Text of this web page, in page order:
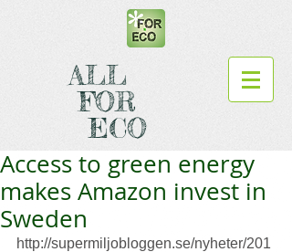
ALL
FOR
ECO
Access to green energy
makes Amazon invest in
Sweden
http://supermiljobloggen.se/nyheter/201